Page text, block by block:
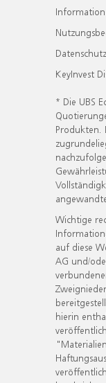
Information
KeyInvest
* Die UBS
Produkten.
Wichtige
auf diese
AG und/
hierin